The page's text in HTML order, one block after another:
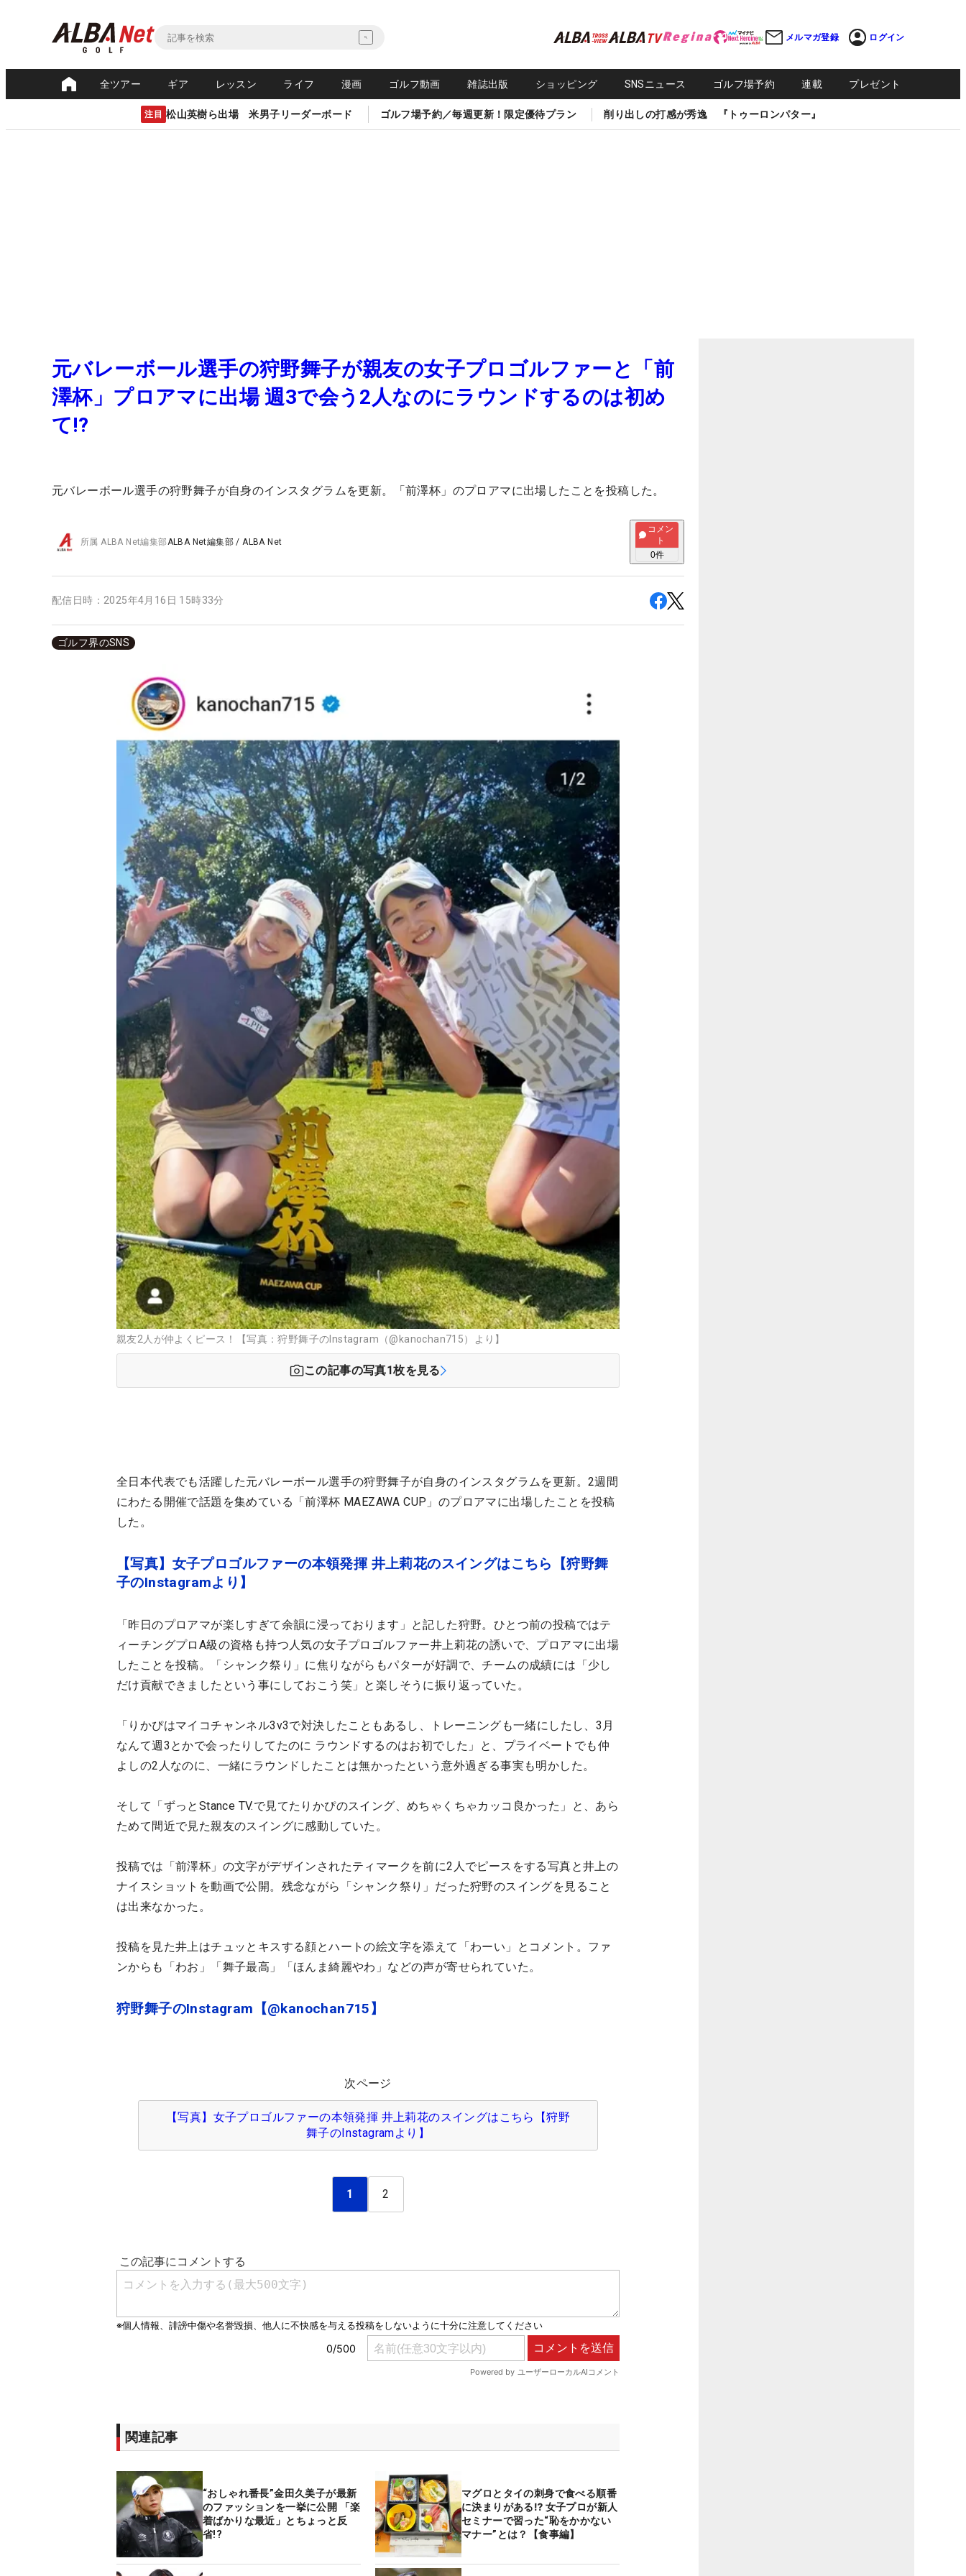
メルマガ登録 ログイン
全ツアー ギア レッスン ライフ 漫画 ゴルフ動画 雑誌出版 ショッピング SNSニュース ゴルフ場予約 連載 プレゼント
注目 松山英樹ら出場 米男子リーダーボード ゴルフ場予約／毎週更新！限定優待プラン 削り出しの打感が秀逸 『トゥーロンパター』
元バレーボール選手の狩野舞子が親友の女子プロゴルファーと「前
澤杯」プロアマに出場 週3で会う2人なのにラウンドするのは初め
て!?
元バレーボール選手の狩野舞子が自身のインスタグラムを更新。「前澤杯」のプロアマに出場したことを投稿した。
所属ALBA Net編集部ALBA Net編集部 /ALBA Net
コメン
ト
0件
配信日時： 2025年4月16日 15時33分
ゴルフ界のSNS
親友2人が仲よくピース！【写真：狩野舞子のInstagram（@kanochan715）より】
この記事の写真1枚を見る
全日本代表でも活躍した元バレーボール選手の狩野舞子が自身のインスタグラムを更新。2週間
にわたる開催で話題を集めている「前澤杯 MAEZAWA CUP」のプロアマに出場したことを投稿
した。
【写真】女子プロゴルファーの本領発揮 井上莉花のスイングはこちら【狩野舞
子のInstagramより】
「昨日のプロアマが楽しすぎて余韻に浸っております」と記した狩野。ひとつ前の投稿ではテ
ィーチングプロA級の資格も持つ人気の女子プロゴルファー井上莉花の誘いで、プロアマに出場
したことを投稿。「シャンク祭り」に焦りながらもパターが好調で、チームの成績には「少し
だけ貢献できましたという事にしておこう笑」と楽しそうに振り返っていた。
「りかぴはマイコチャンネル3v3で対決したこともあるし、トレーニングも一緒にしたし、3月
なんて週3とかで会ったりしてたのに ラウンドするのはお初でした」と、プライベートでも仲
よしの2人なのに、一緒にラウンドしたことは無かったという意外過ぎる事実も明かした。
そして「ずっとStance TV.で見てたりかぴのスイング、めちゃくちゃカッコ良かった」と、あら
ためて間近で見た親友のスイングに感動していた。
投稿では「前澤杯」の文字がデザインされたティマークを前に2人でピースをする写真と井上の
ナイスショットを動画で公開。残念ながら「シャンク祭り」だった狩野のスイングを見ること
は出来なかった。
投稿を見た井上はチュッとキスする顔とハートの絵文字を添えて「わーい」とコメント。ファ
ンからも「わお」「舞子最高」「ほんま綺麗やわ」などの声が寄せられていた。
狩野舞子のInstagram【@kanochan715】
次ページ
【写真】女子プロゴルファーの本領発揮 井上莉花のスイングはこちら【狩野
舞子のInstagramより】
1 2
関連記事
“おしゃれ番長”金田久美子が最新
のファッションを一挙に公開 「楽
着ばかりな最近」とちょっと反
省!?
マグロとタイの刺身で食べる順番
に決まりがある⁉ 女子プロが新人
セミナーで習った“恥をかかない
マナー”とは？【食事編】